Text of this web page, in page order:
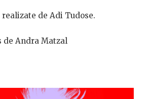
de Adi Tudose.
de Andra Matzal